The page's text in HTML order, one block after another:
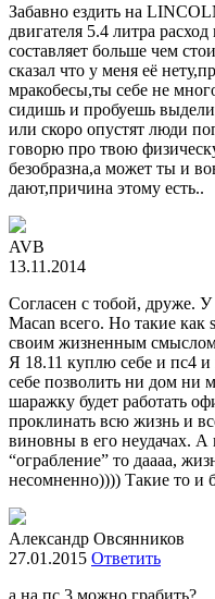
Забавно ездить на
двигателя 5.4 литра
составляет больше чем
сказал что у меня её
мракобесы,ты себе не
сидишь и пробуешь
или скоро опустят люди
говорю про твою
безобразна,а может ты и
дают,причина этому есть..
AVB
13.11.2014
Согласен с тобой, друже.
Macan всего. Но такие как
своим жизненным
Я 18.11 куплю себе и пс4 и
себе позволить ни дом
шаражку будет работать
проклинать всю жизнь и
виновны в его неудачах.
“ограбление” то даааа,
несомненно)))) Такие то и
Александр Овсянников
27.01.2015 Ответить
а на пс 3 можно грабить?